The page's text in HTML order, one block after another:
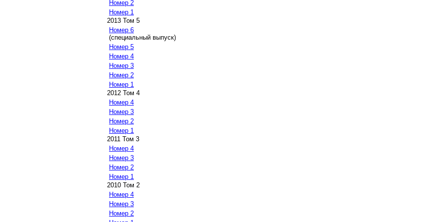
Номер 2
Номер 1
2013 Том 5
Номер 6
(специальный выпуск)
Номер 5
Номер 4
Номер 3
Номер 2
Номер 1
2012 Том 4
Номер 4
Номер 3
Номер 2
Номер 1
2011 Том 3
Номер 4
Номер 3
Номер 2
Номер 1
2010 Том 2
Номер 4
Номер 3
Номер 2